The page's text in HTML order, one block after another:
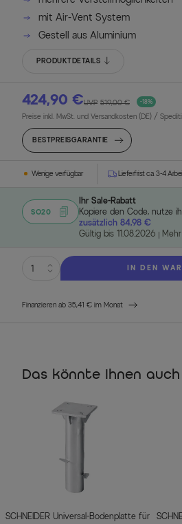
mit Air-Vent System
Gestell aus Aluminium
PRODUKTDETAILS
424,90 € -18%
UVP 519,00 €
Preise inkl. MwSt. und Versandkosten (DE) /
BESTPREISGARANTIE
Wenige verfügbar Lieferfrist ca. 3-4
SO20
Ihr Sale-Rabatt
Kopiere den Code, nutze
zusätzlich 84,98 €
Gültig bis 11.08.2026
IN DEN
Finanzieren ab 35,41 € im Monat
Das könnte Ihnen
SCHNEIDER Universal-Bodenplatte für